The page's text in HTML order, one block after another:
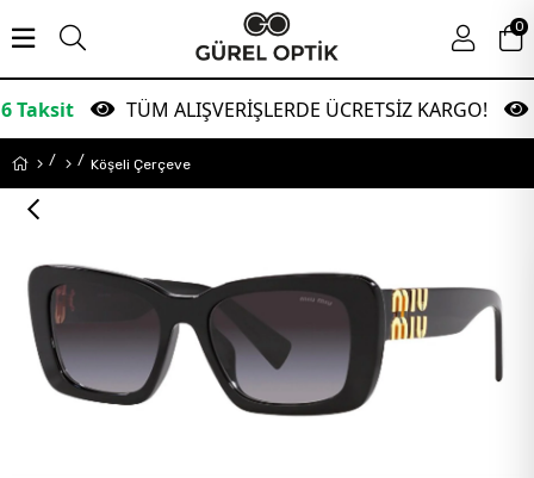
TÜM ALIŞVERİŞLERDE ÜCRETSİZ KARGO!
0
Köşeli Çerçeve